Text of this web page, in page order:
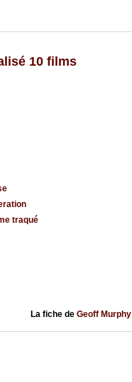
10 films
traqué
La fiche de Geoff Murphy